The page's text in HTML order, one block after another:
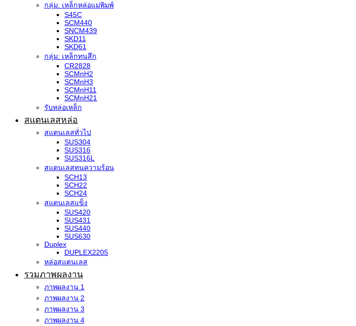
กลุ่ม: เหล็กหล่อแม่พิมพ์
S45C
SCM440
SNCM439
SKD11
SKD61
กลุ่ม: เหล็กทนสึก
CR2828
SCMnH2
SCMnH3
SCMnH11
SCMnH21
รับหล่อเหล็ก
สแตนเลสหล่อ
สแตนเลสทั่วไป
SUS304
SUS316
SUS316L
สแตนเลสทนความร้อน
SCH13
SCH22
SCH24
สแตนเลสแข็ง
SUS420
SUS431
SUS440
SUS630
Duplex
DUPLEX2205
หล่อสแตนเลส
รวมภาพผลงาน
ภาพผลงาน 1
ภาพผลงาน 2
ภาพผลงาน 3
ภาพผลงาน 4